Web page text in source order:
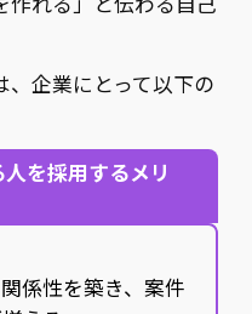
、企業にとって以下の
を採用するメリ
係性を築き、案件